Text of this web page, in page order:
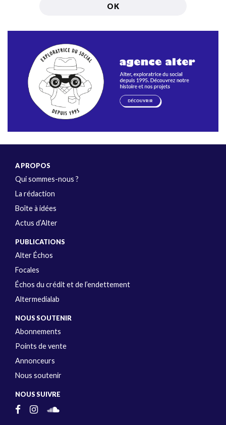
A PROPOS
Qui sommes-nous ?
La rédaction
Boîte à idées
Actus d’Alter
PUBLICATIONS
Alter Échos
Focales
Échos du crédit et de l’endettement
Altermedialab
NOUS SOUTENIR
Abonnements
Points de vente
Annonceurs
Nous soutenir
NOUS SUIVRE